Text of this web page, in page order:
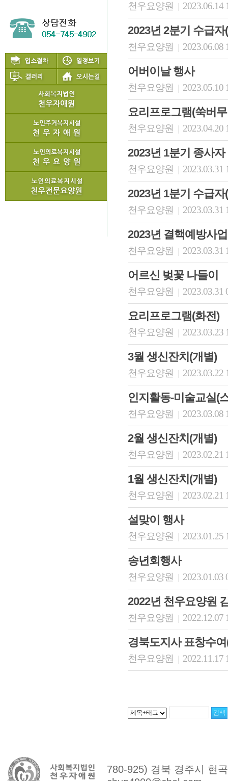
천우요양원 2023.06.14
2023년 2분기 수급
천우요양원 2023.06.08
어버이날 행사
천우요양원 2023.05.10
요리프로그램(쑥버
천우요양원 2023.04.20
2023년 1분기 종사
천우요양원 2023.03.31
2023년 1분기 수급
천우요양원 2023.03.31
2023년 결핵예방사
천우요양원 2023.03.31
어르신 벚꽃 나들이
천우요양원 2023.03.31
요리프로그램(화전)
천우요양원 2023.03.23
3월 생신잔치(개별)
천우요양원 2023.03.22
인지활동-미술교실(
천우요양원 2023.03.08
2월 생신잔치(개별)
천우요양원 2023.02.21
1월 생신잔치(개별)
천우요양원 2023.02.21
설맞이 행사
천우요양원 2023.01.25
송년회행사
천우요양원 2023.01.03
2022년 천우요양원
천우요양원 2022.12.07
경북도지사 표창수
천우요양원 2022.11.17
780-925) 경북 경주시 현